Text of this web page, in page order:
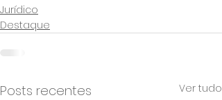
Jurídico
Destaque
Posts recentes Ver tudo